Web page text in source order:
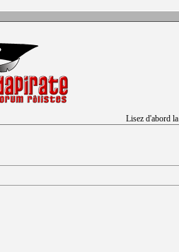
Lisez d'abord la